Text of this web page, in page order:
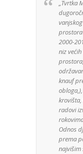
„Tvrtka
2000-
niz
knauf
radovi
Odnos
prema
najvišim